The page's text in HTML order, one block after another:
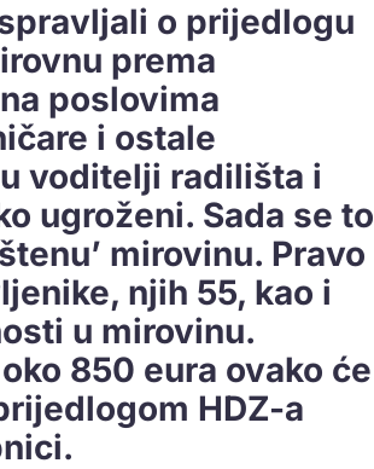
o prijedlogu
prema
poslovima
i ostale
voditelji radilišta i
ugroženi. Sada se to
mirovinu. Pravo
njih 55, kao i
u mirovinu.
850 eura ovako će
HDZ-a